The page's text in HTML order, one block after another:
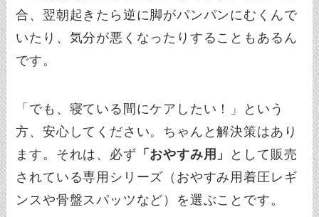
合、翌朝起きたら逆に脚がパンパンにむくんで
いたり、気分が悪くなったりすることもあるん
です。
「でも、寝ている間にケアしたい！」という
方、安心してください。ちゃんと解決策はあり
ます。それは、必ず 「おやすみ用」
として販売
されている専用シリーズ（おやすみ用着圧レギ
ンスや骨盤スパッツなど）を選ぶことです。